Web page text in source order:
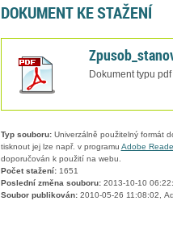
DOKUMENT KE STAŽENÍ
Dokument typu
Typ souboru:Univerzálně použitelný formát
tisknout jej lze např. v programu Adobe
doporučován k použití na webu.
Počet stažení:1651
Poslední změna souboru:2013-10-10
Soubor publikován:2010-05-26 11:08:02,